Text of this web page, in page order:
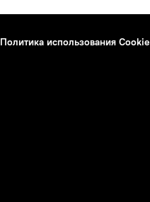
Политика использования Cookie